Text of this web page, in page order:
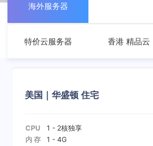
海外服务器
特价云服务器 香港 精品云
美国｜华盛顿 住宅
CPU 1 - 2核独享
内 存
1 - 4G